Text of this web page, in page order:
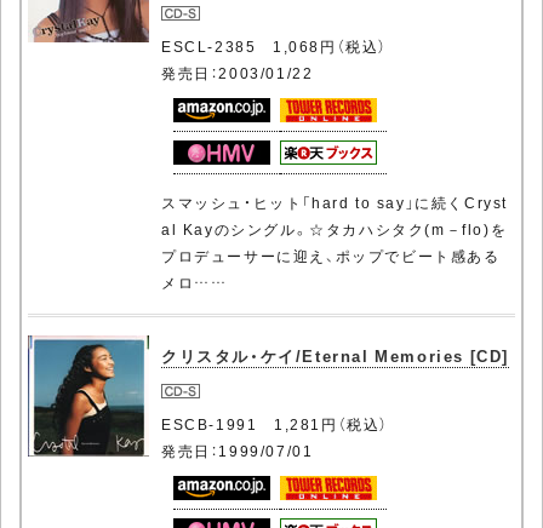
ESCL-2385 1,068円（税込）
発売日：2003/01/22
スマッシュ・ヒット「hard to say」に続くCryst
al Kayのシングル。☆タカハシタク(m－flo)を
プロデューサーに迎え、ポップでビート感ある
メロ……
クリスタル・ケイ/Eternal Memories [CD]
ESCB-1991 1,281円（税込）
発売日：1999/07/01